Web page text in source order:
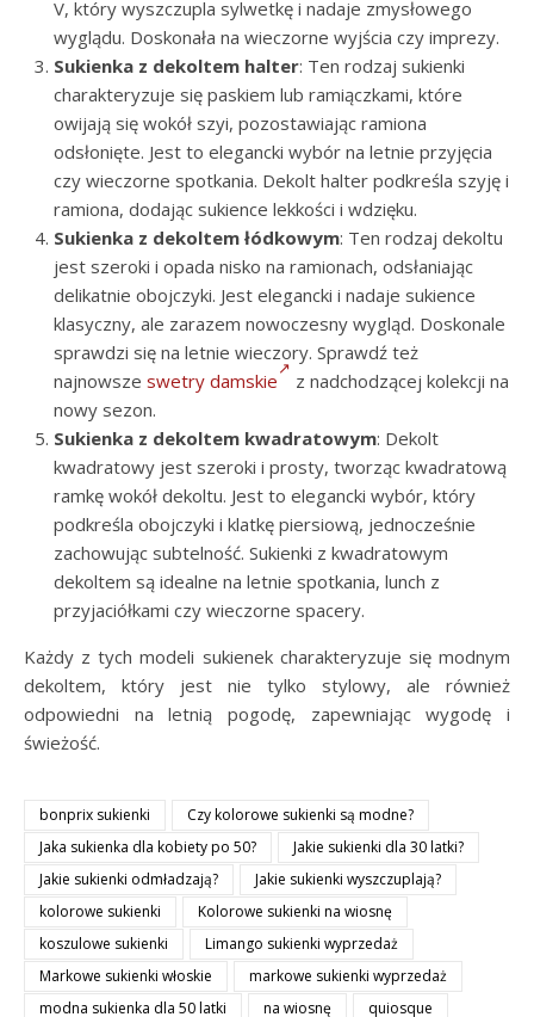
V, który wyszczupla sylwetkę i nadaje zmysłowego
wyglądu. Doskonała na wieczorne wyjścia czy imprezy.
Sukienka z dekoltem halter: Ten rodzaj sukienki
charakteryzuje się paskiem lub ramiączkami, które
owijają się wokół szyi, pozostawiając ramiona
odsłonięte. Jest to elegancki wybór na letnie przyjęcia
czy wieczorne spotkania. Dekolt halter podkreśla szyję i
ramiona, dodając sukience lekkości i wdzięku.
Sukienka z dekoltem łódkowym: Ten rodzaj dekoltu
jest szeroki i opada nisko na ramionach, odsłaniając
delikatnie obojczyki. Jest elegancki i nadaje sukience
klasyczny, ale zarazem nowoczesny wygląd. Doskonale
sprawdzi się na letnie wieczory. Sprawdź też
najnowsze swetry damskie
z nadchodzącej kolekcji na
nowy sezon.
Sukienka z dekoltem kwadratowym: Dekolt
kwadratowy jest szeroki i prosty, tworząc kwadratową
ramkę wokół dekoltu. Jest to elegancki wybór, który
podkreśla obojczyki i klatkę piersiową, jednocześnie
zachowując subtelność. Sukienki z kwadratowym
dekoltem są idealne na letnie spotkania, lunch z
przyjaciółkami czy wieczorne spacery.
Każdy z tych modeli sukienek charakteryzuje się modnym
dekoltem, który jest nie tylko stylowy, ale również
odpowiedni na letnią pogodę, zapewniając wygodę i
świeżość.
bonprix sukienki
Czy kolorowe sukienki są modne?
Jaka sukienka dla kobiety po 50?
Jakie sukienki dla 30 latki?
Jakie sukienki odmładzają?
Jakie sukienki wyszczuplają?
kolorowe sukienki
Kolorowe sukienki na wiosnę
koszulowe sukienki
Limango sukienki wyprzedaż
Markowe sukienki włoskie
markowe sukienki wyprzedaż
modna sukienka dla 50 latki
na wiosnę
quiosque